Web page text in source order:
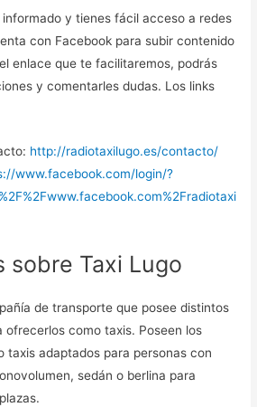
y tienes fácil acceso a redes
con Facebook para subir contenido
enlace que te facilitaremos, podrás
y comentarles dudas. Los links
http://radiotaxilugo.es/contacto/
www.facebook.com/login/?
sobre Taxi Lugo
de transporte que posee distintos
ofrecerlos como taxis. Poseen los
taxis adaptados para personas con
sedán o berlina para